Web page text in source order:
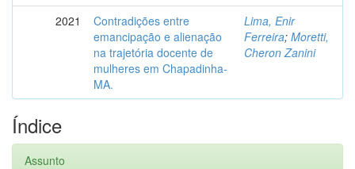
2021
Contradições entre
emancipação e alienação
na trajetória docente de
mulheres em Chapadinha-
MA.
Lima, Enir
Ferreira; Moretti,
Cheron Zanini
Índice
Assunto